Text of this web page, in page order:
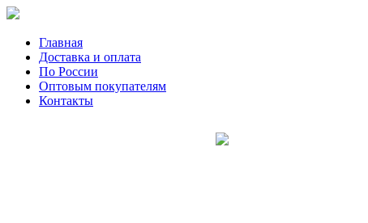
Главная
Доставка и оплата
По России
Оптовым покупателям
Контакты